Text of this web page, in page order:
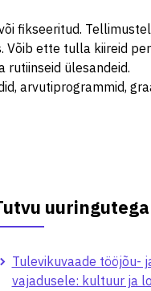
fikseeritud.
Võib ette tulla kiireid
rutiinseid ülesandeid.
arvutiprogrammid,
uuringutega
Tulevikuvaade tööjõu-
vajadusele: kultuur ja